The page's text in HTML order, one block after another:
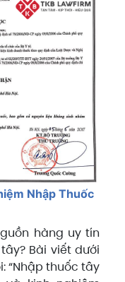
Nhập Thuốc
hàng uy tín
Bài viết dưới
“Nhập thuốc tây